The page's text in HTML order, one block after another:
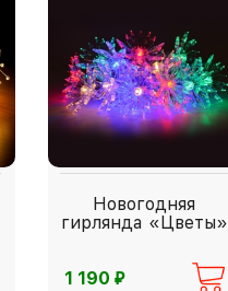
Новогодняя
гирлянда «Цветы»
1 190 ⃏